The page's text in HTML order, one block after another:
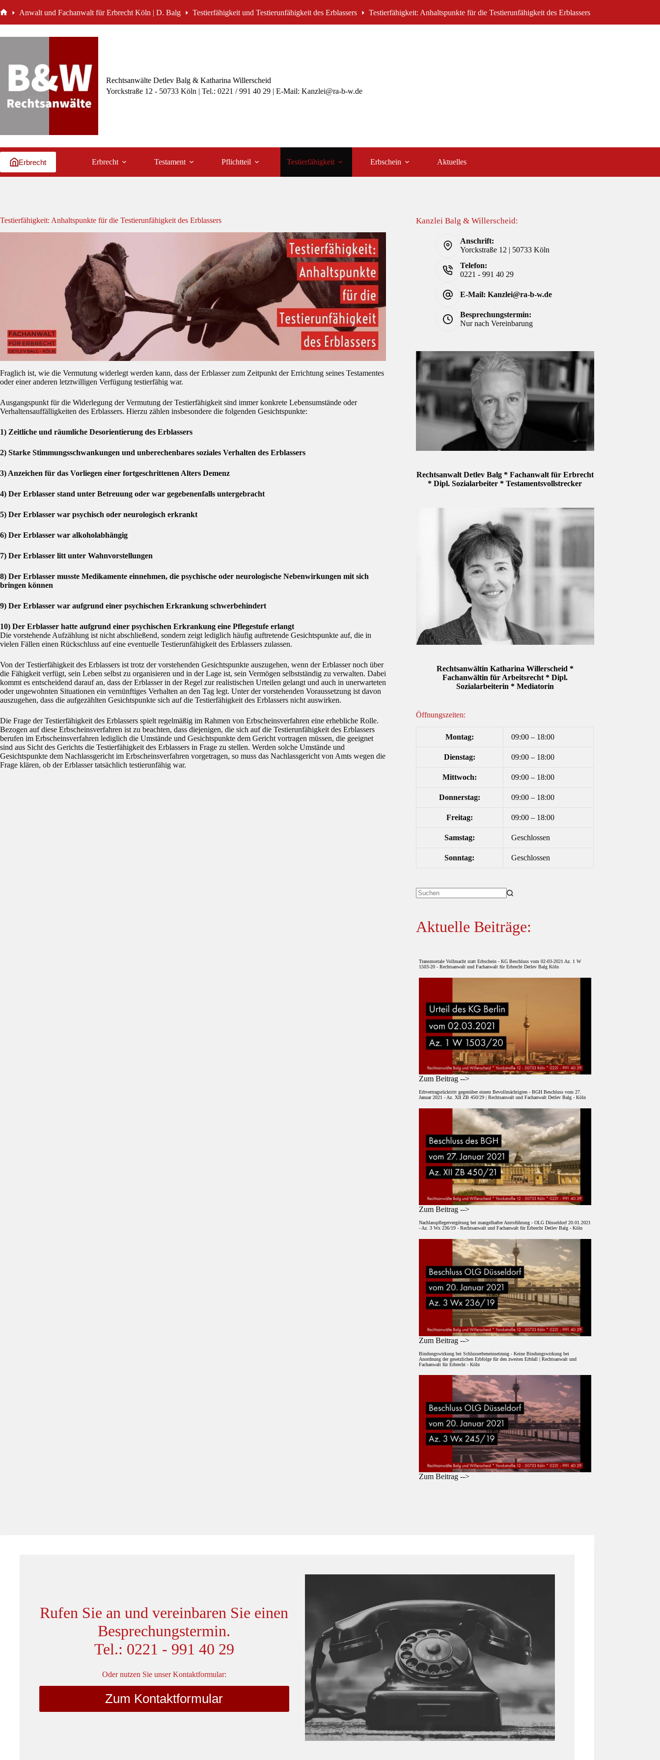
Inhalt Anwalt und Fachanwalt für Erbrecht Köln | D. Balg Testierfähigkeit und Testierunfähigkeit des Erblassers Testierfähigkeit: Anhaltspunkte für die Testierunfähigkeit des Erblassers
Rechtsanwälte Detlev Balg & Katharina Willerscheid
Yorckstraße 12 - 50733 Köln | Tel.: 0221 / 991 40 29 | E-Mail: Kanzlei@ra-b-w.de
Erbrecht Erbrecht Testament Pflichtteil Testierfähigkeit Erbschein Aktuelles
Testierfähigkeit: Anhaltspunkte für die Testierunfähigkeit des Erblassers
Fraglich ist, wie die Vermutung widerlegt werden kann, dass der Erblasser zum Zeitpunkt der Errichtung seines Testamentes
oder einer anderen letztwilligen Verfügung testierfähig war.
Ausgangspunkt für die Widerlegung der Vermutung der Testierfähigkeit sind immer konkrete Lebensumstände oder
Verhaltensauffälligkeiten des Erblassers. Hierzu zählen insbesondere die folgenden Gesichtspunkte:
1) Zeitliche und räumliche Desorientierung des Erblassers
2) Starke Stimmungsschwankungen und unberechenbares soziales Verhalten des Erblassers
3) Anzeichen für das Vorliegen einer fortgeschrittenen Alters Demenz
4) Der Erblasser stand unter Betreuung oder war gegebenenfalls untergebracht
5) Der Erblasser war psychisch oder neurologisch erkrankt
6) Der Erblasser war alkoholabhängig
7) Der Erblasser litt unter Wahnvorstellungen
8) Der Erblasser musste Medikamente einnehmen, die psychische oder neurologische Nebenwirkungen mit sich
bringen können
9) Der Erblasser war aufgrund einer psychischen Erkrankung schwerbehindert
10) Der Erblasser hatte aufgrund einer psychischen Erkrankung eine Pflegestufe erlangt
Die vorstehende Aufzählung ist nicht abschließend, sondern zeigt lediglich häufig auftretende Gesichtspunkte auf, die in
vielen Fällen einen Rückschluss auf eine eventuelle Testierunfähigkeit des Erblassers zulassen.
Von der Testierfähigkeit des Erblassers ist trotz der vorstehenden Gesichtspunkte auszugehen, wenn der Erblasser noch über
die Fähigkeit verfügt, sein Leben selbst zu organisieren und in der Lage ist, sein Vermögen selbstständig zu verwalten. Dabei
kommt es entscheidend darauf an, dass der Erblasser in der Regel zur realistischen Urteilen gelangt und auch in unerwarteten
oder ungewohnten Situationen ein vernünftiges Verhalten an den Tag legt. Unter der vorstehenden Voraussetzung ist davon
auszugehen, dass die aufgezählten Gesichtspunkte sich auf die Testierfähigkeit des Erblassers nicht auswirken.
Die Frage der Testierfähigkeit des Erblassers spielt regelmäßig im Rahmen von Erbscheinsverfahren eine erhebliche Rolle.
Bezogen auf diese Erbscheinsverfahren ist zu beachten, dass diejenigen, die sich auf die Testierunfähigkeit des Erblassers
berufen im Erbscheinsverfahren lediglich die Umstände und Gesichtspunkte dem Gericht vortragen müssen, die geeignet
sind aus Sicht des Gerichts die Testierfähigkeit des Erblassers in Frage zu stellen. Werden solche Umstände und
Gesichtspunkte dem Nachlassgericht im Erbscheinsverfahren vorgetragen, so muss das Nachlassgericht von Amts wegen die
Frage klären, ob der Erblasser tatsächlich testierunfähig war.
Kanzlei Balg & Willerscheid:
Anschrift:
Yorckstraße 12 | 50733 Köln
Telefon:
0221 - 991 40 29
E-Mail: Kanzlei@ra-b-w.de
Besprechungstermin:
Nur nach Vereinbarung
Rechtsanwalt Detlev Balg * Fachanwalt für Erbrecht
* Dipl. Sozialarbeiter * Testamentsvollstrecker
Rechtsanwältin Katharina Willerscheid *
Fachanwältin für Arbeitsrecht * Dipl.
Sozialarbeiterin * Mediatorin
Öffnungszeiten:
Montag: 09:00 – 18:00
Dienstag: 09:00 – 18:00
Mittwoch: 09:00 – 18:00
Donnerstag: 09:00 – 18:00
Freitag: 09:00 – 18:00
Samstag: Geschlossen
Sonntag: Geschlossen
Aktuelle Beiträge:
Transmortale Vollmacht statt Erbschein - KG Beschluss vom 02-03-2021 Az. 1 W
1503-20 - Rechtsanwalt und Fachanwalt für Erbrecht Detlev Balg Köln
Zum Beitrag -->
Erbvertragsrücktritt gegenüber einem Bevollmächtigten - BGH Beschluss vom 27.
Januar 2021 - Az. XII ZB 450/29 | Rechtsanwalt und Fachanwalt Detlev Balg - Köln
Zum Beitrag -->
Nachlasspflegervergütung bei mangelhafter Amtsführung - OLG Düsseldorf 20.01.2021
- Az. 3 Wx 236/19 - Rechtsanwalt und Fachanwalt für Erbrecht Detlev Balg - Köln
Zum Beitrag -->
Bindungswirkung bei Schlusserbeneinsetzung - Keine Bindungswirkung bei
Anordnung der gesetzlichen Erbfolge für den zweiten Erbfall | Rechtsanwalt und
Fachanwalt für Erbrecht - Köln
Zum Beitrag -->
Rufen Sie an und vereinbaren Sie einen
Besprechungstermin.
Tel.: 0221 - 991 40 29
Oder nutzen Sie unser Kontaktformular:
Zum Kontaktformular